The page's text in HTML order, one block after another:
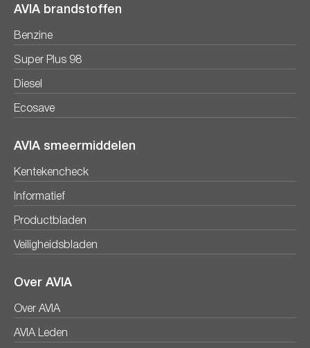
AVIA brandstoffen
Benzine
Super Plus 98
Diesel
Ecosave
AVIA smeermiddelen
Kentekencheck
Informatief
Productbladen
Veiligheidsbladen
Over AVIA
Over AVIA
AVIA Leden